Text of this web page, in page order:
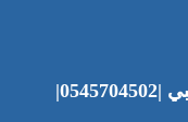
شركة تنظيف خزانات في ابوظبي |0545704502|